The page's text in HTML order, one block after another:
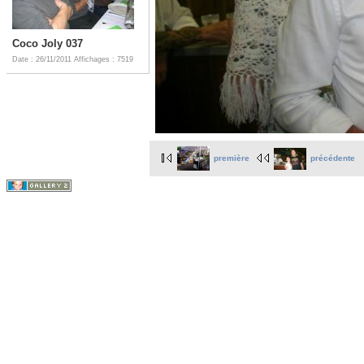
Coco Joly 037
Date : 26/11/2011 Affichages : 7519
première précédente